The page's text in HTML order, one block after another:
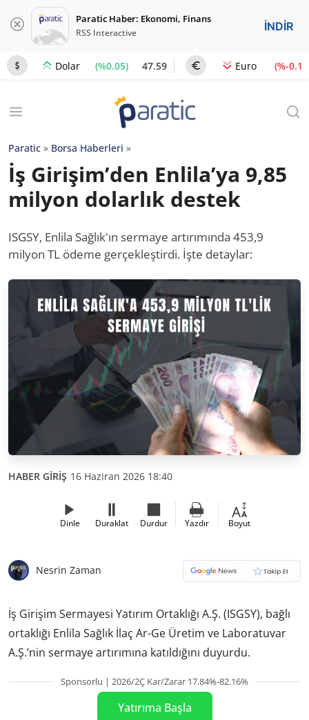
Paratic Haber: Ekonomi, Finans
RSS Interactive İNDİR
Dolar (%0.05) 47.59 Euro (%-0.1)
Paratic » Borsa Haberleri »
İş Girişim’den Enlila’ya 9,85
milyon dolarlık destek
ISGSY, Enlila Sağlık'ın sermaye artırımında 453,9
milyon TL ödeme gerçekleştirdi. İşte detaylar:
HABER GİRİŞ 16 Haziran 2026 18:40
Dinle Duraklat Durdur Yazdır Boyut
Nesrin Zaman
İş Girişim Sermayesi Yatırım Ortaklığı A.Ş. (ISGSY), bağlı
ortaklığı Enlila Sağlık İlaç Ar-Ge Üretim ve Laboratuvar
A.Ş.’nin sermaye artırımına katıldığını duyurdu.
Sponsorlu | 2026/2Ç Kar/Zarar 17.84%-82.16%
Yatırıma Başla